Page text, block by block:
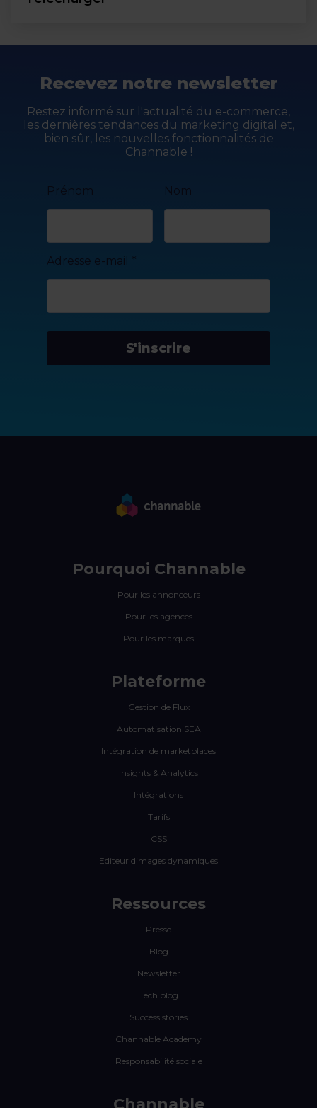
Recevez notre newsletter
Restez informé sur l'actualité du e-commerce,
les dernières tendances du marketing digital et,
bien sûr, les nouvelles fonctionnalités de
Channable !
Prénom Nom
Adresse e-mail *
S'inscrire
Pourquoi Channable
Pour les annonceurs
Pour les agences
Pour les marques
Plateforme
Gestion de Flux
Automatisation SEA
Intégration de marketplaces
Insights & Analytics
Intégrations
Tarifs
CSS
Editeur dimages dynamiques
Ressources
Presse
Blog
Newsletter
Tech blog
Success stories
Channable Academy
Responsabilité sociale
Channable